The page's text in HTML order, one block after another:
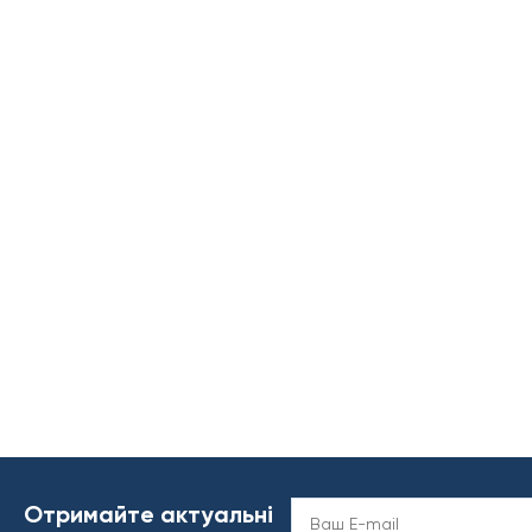
Отримайте актуальні